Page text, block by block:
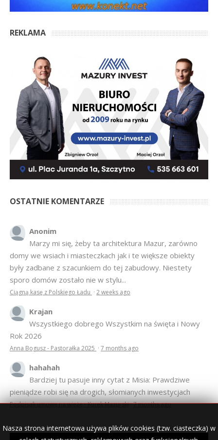
REKLAMA
OSTATNIE KOMENTARZE
Anonim
Marzy mi się, żeby ta architektura Mazur, zarówno
domy we wsiach i miasteczkach jak i te większe obiekty
były zadbane z szacunkiem do tej zabudowy. Niestety
sporo domów zostało nie w stylu...
Ciągną kasę z Polskiego Ładu · 2 weeks ago
Krajan
Wszystkiego dobrego Wszystkim na święta i Nowy
Rok 2026
Anna Bogusz - Pastorałka 2025 · 7 months ago
hahahah
Bardziej tu pasuje inny cytat z Misia: Prawdziwe
pieniądze robi się na drogich, słomianych inwestycjach
Podpisali umowę na wieżę - Kurek Mazurski·7 months ago
Nasza strona internetowa używa plików cookies (tzw. ciasteczka) w